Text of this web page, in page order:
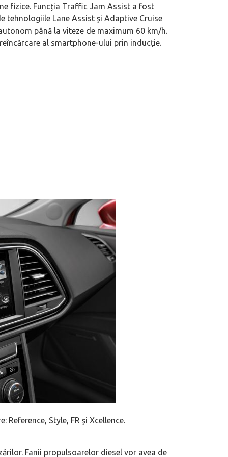
fizice. Funcția Traffic Jam Assist a fost
tehnologiile Lane Assist și Adaptive Cruise
până la viteze de maximum 60 km/h.
al smartphone-ului prin inducție.
Style, FR și Xcellence.
Fanii propulsoarelor diesel vor avea de